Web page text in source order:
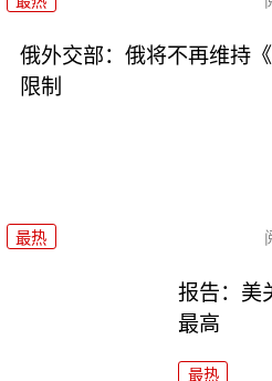
俄外交部：俄将不再维持
限制
最热
报告：美
最高
最热